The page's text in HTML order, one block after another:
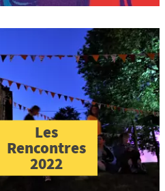
Les
Rencontres
2022